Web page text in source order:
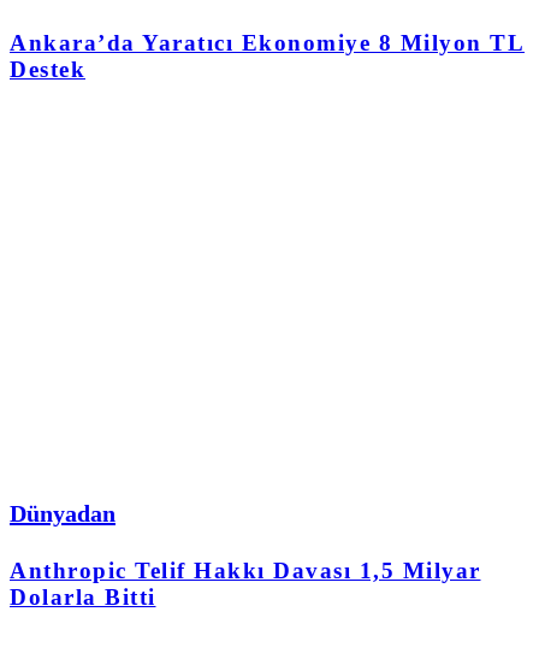
Ankara’da Yaratıcı Ekonomiye 8 Milyon TL
Destek
Dünyadan
Anthropic Telif Hakkı Davası 1,5 Milyar
Dolarla Bitti